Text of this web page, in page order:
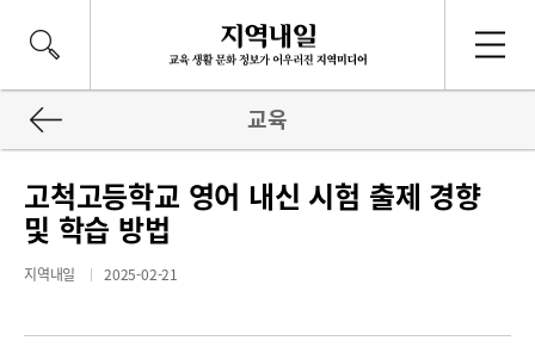
교육
고척고등학교 영어 내신 시험 출제 경향
및 학습 방법
지역내일 2025-02-21